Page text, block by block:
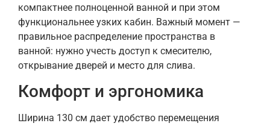
компактнее полноценной ванной и при этом
функциональнее узких кабин. Важный момент —
правильное распределение пространства в
ванной: нужно учесть доступ к смесителю,
открывание дверей и место для слива.
Комфорт и эргономика
Ширина 130 см дает удобство перемещения